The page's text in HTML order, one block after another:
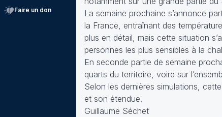
Faire un don
La semaine prochaine s’annonce
la France, entraînant des
plus en détail, mais cette situation
personnes les plus sensibles à la
En seconde partie de semaine
quarts du territoire, voire sur
Selon les dernières simulations,
et son étendue.
Guillaume Séchet